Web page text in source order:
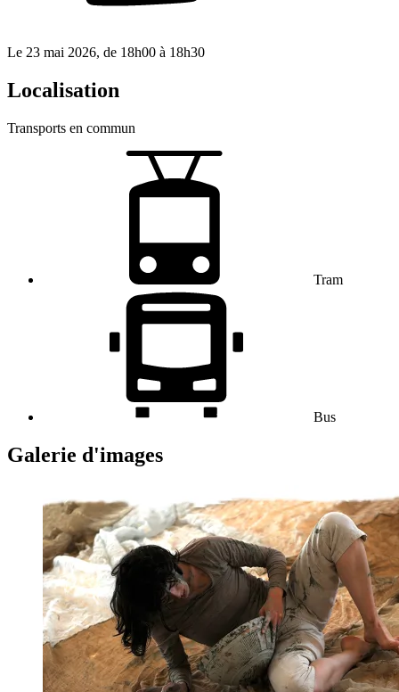
Le 23 mai 2026, de 18h00 à 18h30
Localisation
Transports en commun
Tram
Bus
Galerie d'images